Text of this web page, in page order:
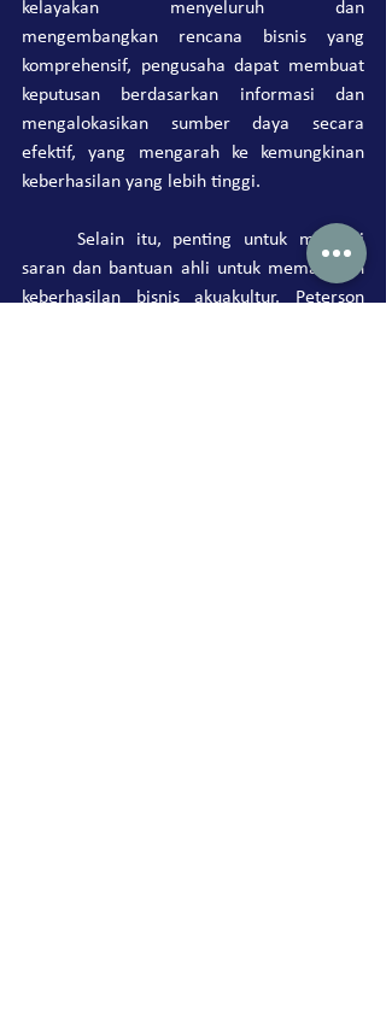
kelayakan menyeluruh dan
mengembangkan rencana bisnis yang
komprehensif, pengusaha dapat membuat
keputusan berdasarkan informasi dan
mengalokasikan sumber daya secara
efektif, yang mengarah ke kemungkinan
keberhasilan yang lebih tinggi.
saran dan bantuan ahli untuk memastikan
keberhasilan bisnis akuakultur. Peterson